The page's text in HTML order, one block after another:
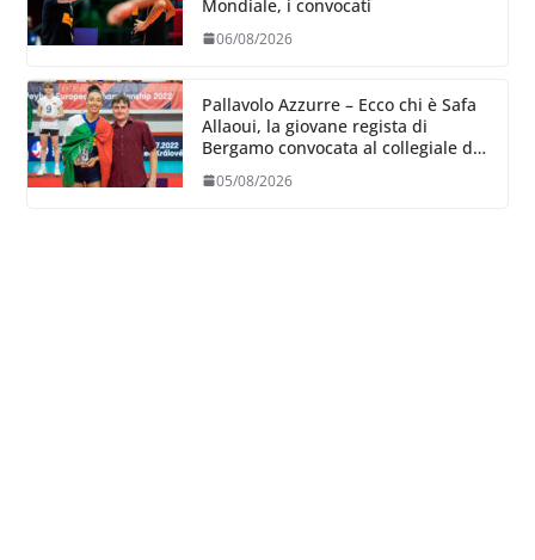
Mondiale, i convocati
06/08/2026
Pallavolo Azzurre – Ecco chi è Safa
Allaoui, la giovane regista di
Bergamo convocata al collegiale di
05/08/2026